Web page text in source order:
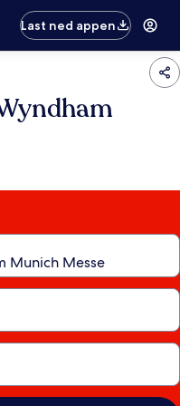
Last ned appen